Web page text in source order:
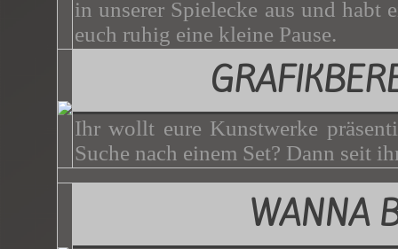
in unserer Spielecke aus und habt
euch ruhig eine kleine Pause.
Ihr wollt eure Kunstwerke
Suche nach einem Set? Dann seit
WANNA